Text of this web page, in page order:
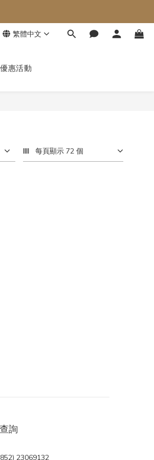
繁體中文
優惠活動
每頁顯示 72 個
詢
23069132